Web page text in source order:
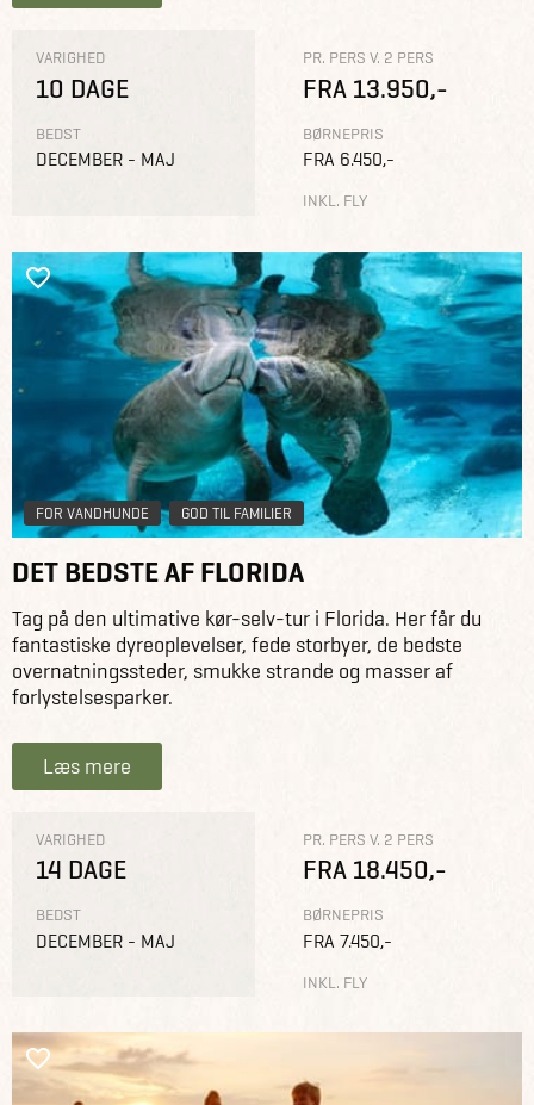
VARIGHED
10 DAGE
BEDST
DECEMBER - MAJ
PR. PERS V. 2 PERS
FRA 13.950,-
BØRNEPRIS
FRA 6.450,-
INKL. FLY
FOR VANDHUNDE GOD TIL FAMILIER
DET BEDSTE AF FLORIDA
Tag på den ultimative kør-selv-tur i Florida. Her får du
fantastiske dyreoplevelser, fede storbyer, de bedste
overnatningssteder, smukke strande og masser af
forlystelsesparker.
Læs mere
VARIGHED
14 DAGE
BEDST
DECEMBER - MAJ
PR. PERS V. 2 PERS
FRA 18.450,-
BØRNEPRIS
FRA 7.450,-
INKL. FLY